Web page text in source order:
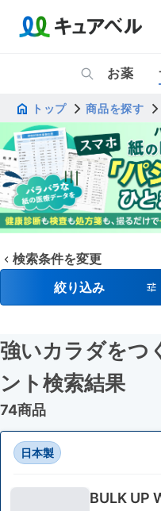
お薬
トップ 商品を探す
検索条件を変更
絞り込み
強いカラダをつ
ント検索結果
74商品
日本製
BULK UP